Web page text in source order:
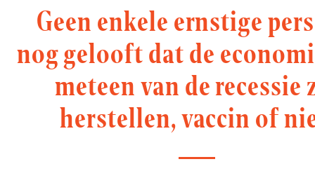
Geen enkele ernstige
nog gelooft dat de
meteen van de recessie
herstellen, vaccin of